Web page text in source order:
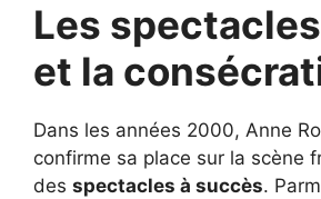
Les
et la
Dans les années 2000, Anne
confirme sa place sur la scène
des spectacles à succès.